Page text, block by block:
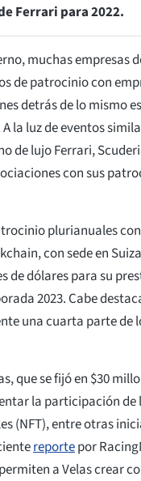
Ferrari para 2022.
muchas empresas
de patrocinio con
detrás de lo mismo
A la luz de eventos
de lujo Ferrari,
con sus
plurianuales
con sede en
de dólares para su
2023. Cabe
una cuarta parte de
que se fijó en $30
la participación de
(NFT), entre otras
reportepor
a Velas crear